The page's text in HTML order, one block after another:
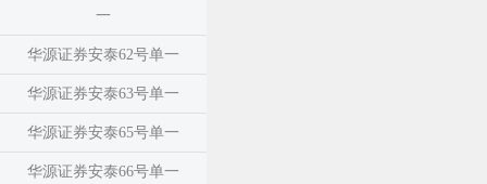
一
华源证券安泰62号单一
华源证券安泰63号单一
华源证券安泰65号单一
华源证券安泰66号单一